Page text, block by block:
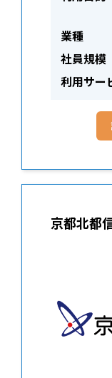
業種
社員規模
利用サー
京都北都